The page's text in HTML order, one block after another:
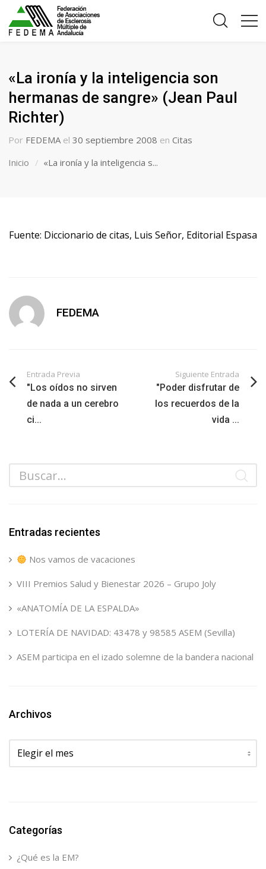
«La ironía y la inteligencia son
hermanas de sangre» (Jean Paul
Richter)
Por FEDEMA el 30 septiembre 2008 en Citas
Inicio
«La ironía y la inteligencia s...
Fuente: Diccionario de citas, Luis Señor, Editorial Espasa
FEDEMA
Entrada Previa
"Los oídos no sirven
de nada a un cerebro
ci...
Siguiente Entrada
"Poder disfrutar de
los recuerdos de la
vida ...
Entradas recientes
Nos vamos de vacaciones
VIII Premios Salud y Bienestar 2026 – Grupo Joly
«ANATOMÍA DE LA ESPALDA»
LOTERÍA DE NAVIDAD: 43478 y 98585 ASEM (Sevilla)
ASEM participa en el izado solemne de la bandera nacional
Archivos
Archivos
Categorías
¿Qué es la EM?